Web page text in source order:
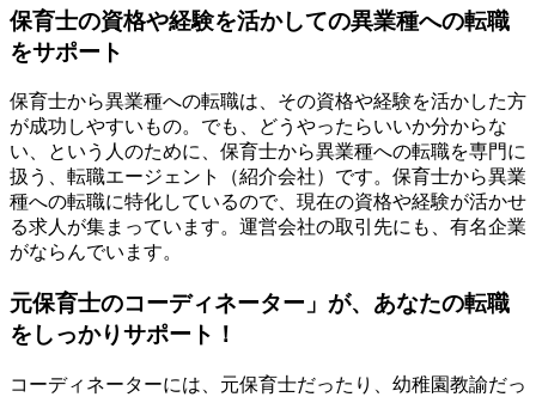
保育士の資格や経験を活かしての異業種への転職
をサポート
保育士から異業種への転職は、その資格や経験を活かした方
が成功しやすいもの。でも、どうやったらいいか分からな
い、という人のために、保育士から異業種への転職を専門に
扱う、転職エージェント（紹介会社）です。保育士から異業
種への転職に特化しているので、現在の資格や経験が活かせ
る求人が集まっています。運営会社の取引先にも、有名企業
がならんでいます。
元保育士のコーディネーター」が、あなたの転職
をしっかりサポート！
コーディネーターには、元保育士だったり、幼稚園教諭だっ